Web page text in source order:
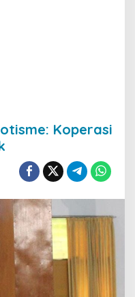
Koperasi